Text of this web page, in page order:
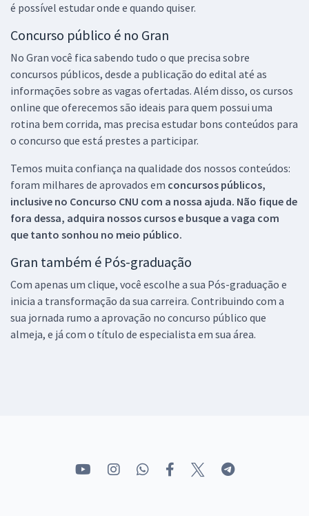
é possível estudar onde e quando quiser.
Concurso público é no Gran
No Gran você fica sabendo tudo o que precisa sobre
concursos públicos, desde a publicação do edital até as
informações sobre as vagas ofertadas. Além disso, os cursos
online que oferecemos são ideais para quem possui uma
rotina bem corrida, mas precisa estudar bons conteúdos para
o concurso que está prestes a participar.
Temos muita confiança na qualidade dos nossos conteúdos:
foram milhares de aprovados em concursos públicos,
inclusive no Concurso CNU com a nossa ajuda. Não fique de
fora dessa, adquira nossos cursos e busque a vaga com
que tanto sonhou no meio público.
Gran também é Pós-graduação
Com apenas um clique, você escolhe a sua Pós-graduação e
inicia a transformação da sua carreira. Contribuindo com a
sua jornada rumo a aprovação no concurso público que
almeja, e já com o título de especialista em sua área.